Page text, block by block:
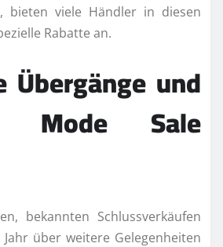
bieten viele Händler in diesen
Rabatte an.
Übergänge und
Mode Sale
bekannten Schlussverkäufen
über weitere Gelegenheiten